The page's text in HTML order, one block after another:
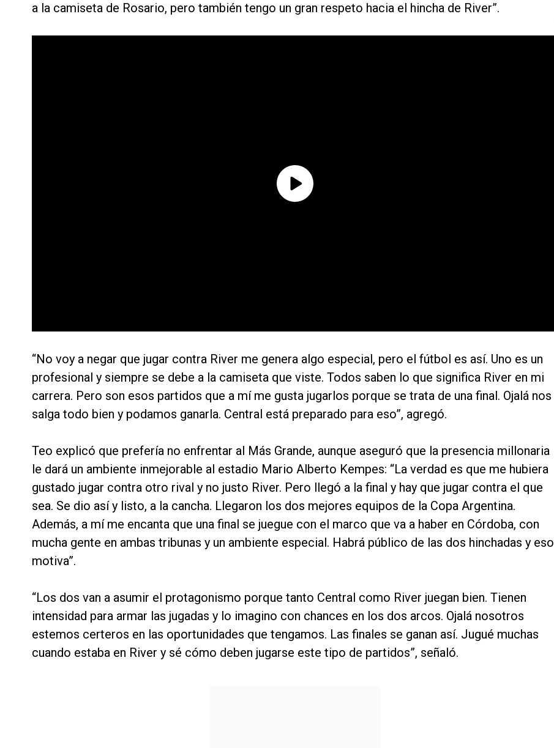
a la camiseta de Rosario, pero también tengo un gran respeto hacia el hincha de River”.
“No voy a negar que jugar contra River me genera algo especial, pero el fútbol es así. Uno es un
profesional y siempre se debe a la camiseta que viste. Todos saben lo que significa River en mi
carrera. Pero son esos partidos que a mí me gusta jugarlos porque se trata de una final. Ojalá nos
salga todo bien y podamos ganarla. Central está preparado para eso”, agregó.
Teo explicó que prefería no enfrentar al Más Grande, aunque aseguró que la presencia millonaria
le dará un ambiente inmejorable al estadio Mario Alberto Kempes: “La verdad es que me hubiera
gustado jugar contra otro rival y no justo River. Pero llegó a la final y hay que jugar contra el que
sea. Se dio así y listo, a la cancha. Llegaron los dos mejores equipos de la Copa Argentina.
Además, a mí me encanta que una final se juegue con el marco que va a haber en Córdoba, con
mucha gente en ambas tribunas y un ambiente especial. Habrá público de las dos hinchadas y eso
motiva”.
“Los dos van a asumir el protagonismo porque tanto Central como River juegan bien. Tienen
intensidad para armar las jugadas y lo imagino con chances en los dos arcos. Ojalá nosotros
estemos certeros en las oportunidades que tengamos. Las finales se ganan así. Jugué muchas
cuando estaba en River y sé cómo deben jugarse este tipo de partidos”, señaló.